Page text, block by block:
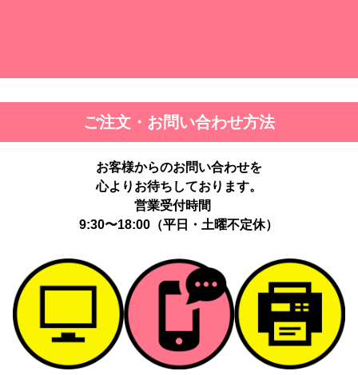
ご注文・お問い合わせ方法
お客様からのお問い合わせを
心よりお待ちしております。
営業受付時間
9:30〜18:00（平日・土曜不定休）